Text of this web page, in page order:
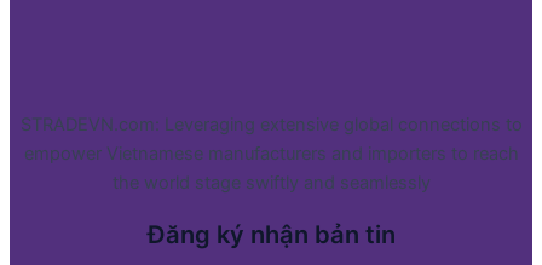
STRADEVN.com: Leveraging extensive global connections to
empower Vietnamese manufacturers and importers to reach
the world stage swiftly and seamlessly
Đăng ký nhận bản tin